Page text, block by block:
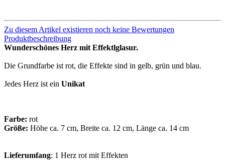
Zu diesem Artikel existieren noch keine Bewertungen
Produktbeschreibung
Wunderschönes Herz mit Effektlglasur.
Die Grundfarbe ist rot, die Effekte sind in gelb, grün und blau.
Jedes Herz ist ein Unikat
Farbe: rot
Größe: Höhe ca. 7 cm, Breite ca. 12 cm, Länge ca. 14 cm
Lieferumfang: 1 Herz rot mit Effekten